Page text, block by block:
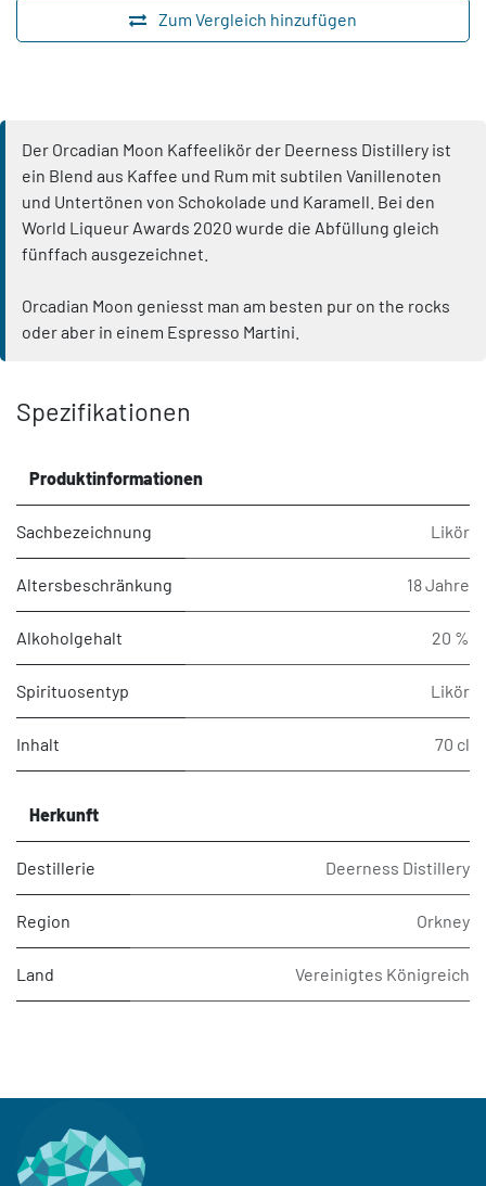
Zum Vergleich hinzufügen
Der Orcadian Moon Kaffeelikör der Deerness Distillery ist
ein Blend aus Kaffee und Rum mit subtilen Vanillenoten
und Untertönen von Schokolade und Karamell. Bei den
World Liqueur Awards 2020 wurde die Abfüllung gleich
fünffach ausgezeichnet.
Orcadian Moon geniesst man am besten pur on the rocks
oder aber in einem Espresso Martini.
Spezifikationen
Produktinformationen
Sachbezeichnung Likör
Altersbeschränkung 18 Jahre
Alkoholgehalt 20 %
Spirituosentyp Likör
Inhalt 70 cl
Herkunft
Destillerie Deerness Distillery
Region Orkney
Land Vereinigtes Königreich